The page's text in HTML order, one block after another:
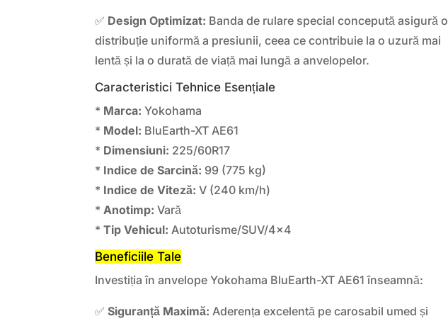
✅ Design Optimizat: Banda de rulare special concepută asigură o
distribuție uniformă a presiunii, ceea ce contribuie la o uzură mai
lentă și la o durată de viață mai lungă a anvelopelor.
Caracteristici Tehnice Esențiale
* Marca: Yokohama
* Model: BluEarth-XT AE61
* Dimensiuni: 225/60R17
* Indice de Sarcină: 99 (775 kg)
* Indice de Viteză: V (240 km/h)
* Anotimp: Vară
*Tip Vehicul: Autoturisme/SUV/4×4
Beneficiile Tale
Investiția în anvelope Yokohama BluEarth-XT AE61 înseamnă:
✅Siguranță Maximă: Aderența excelentă pe carosabil umed și